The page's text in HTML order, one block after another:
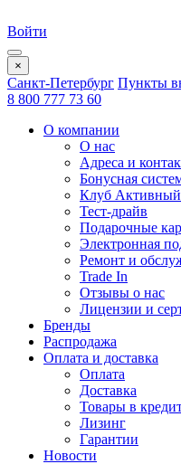
Войти
×
Санкт-Петербург Пункты
8 800 777 73 60
О компании
О нас
Адреса и
Бонусная
Клуб
Тест-драйв
Подарочные
Электронная
Ремонт и
Trade In
Отзывы о нас
Лицензии и
Бренды
Распродажа
Оплата и доставка
Оплата
Доставка
Товары в
Лизинг
Гарантии
Новости